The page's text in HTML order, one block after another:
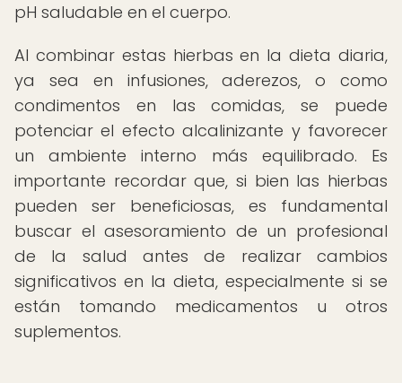
pH saludable en el cuerpo.
Al combinar estas hierbas en la dieta diaria,
ya sea en infusiones, aderezos, o como
condimentos en las comidas, se puede
potenciar el efecto alcalinizante y favorecer
un ambiente interno más equilibrado. Es
importante recordar que, si bien las hierbas
pueden ser beneficiosas, es fundamental
buscar el asesoramiento de un profesional
de la salud antes de realizar cambios
significativos en la dieta, especialmente si se
están tomando medicamentos u otros
suplementos.